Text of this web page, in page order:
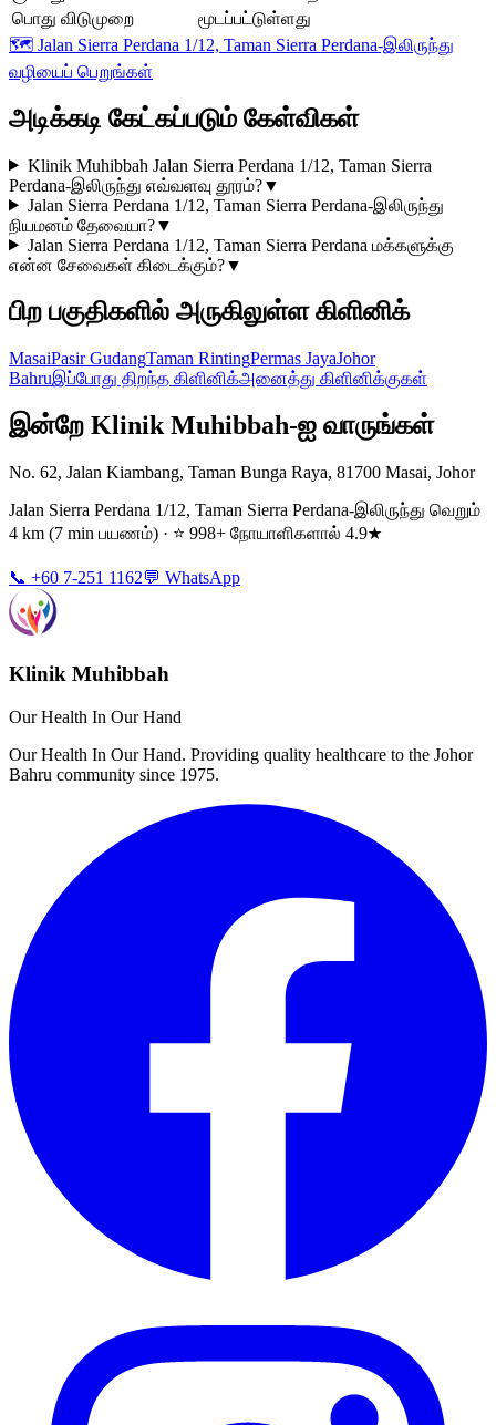
பொது விடுமுறை
மூடப்பட்டுள்ளது
🗺️ Jalan Sierra Perdana 1/12, Taman Sierra Perdana-இலிருந்து
வழியைப் பெறுங்கள்
அடிக்கடி கேட்கப்படும் கேள்விகள்
Klinik Muhibbah Jalan Sierra Perdana 1/12, Taman Sierra
Perdana-இலிருந்து எவ்வளவு தூரம்?▼
Jalan Sierra Perdana 1/12, Taman Sierra Perdana-இலிருந்து
நியமனம் தேவையா?▼
Jalan Sierra Perdana 1/12, Taman Sierra Perdana மக்களுக்கு
என்ன சேவைகள் கிடைக்கும்?▼
பிற பகுதிகளில் அருகிலுள்ள கிளினிக்
MasaiPasir GudangTaman RintingPermas JayaJohor
Bahruஇப்போது திறந்த கிளினிக்அனைத்து கிளினிக்குகள்
இன்றே Klinik Muhibbah-ஐ வாருங்கள்
No. 62, Jalan Kiambang, Taman Bunga Raya, 81700 Masai, Johor
Jalan Sierra Perdana 1/12, Taman Sierra Perdana-இலிருந்து வெறும்
4 km (7 min பயணம்) · ⭐ 998+ நோயாளிகளால் 4.9★
📞 +60 7-251 1162💬 WhatsApp
Klinik Muhibbah
Our Health In Our Hand
Our Health In Our Hand. Providing quality healthcare to the Johor
Bahru community since 1975.